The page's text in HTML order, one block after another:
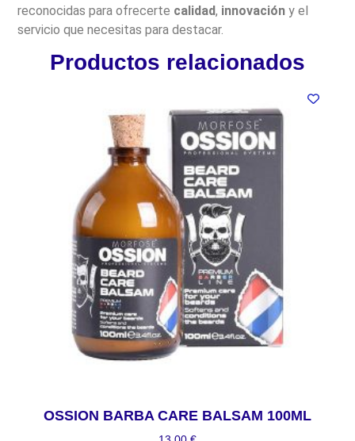
reconocidas para ofrecerte calidad, innovación y el
servicio que necesitas para destacar.
Productos relacionados
OSSION BARBA CARE BALSAM 100ML